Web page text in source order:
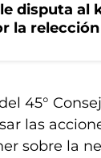
disputa al
la
45°
las
sobre la